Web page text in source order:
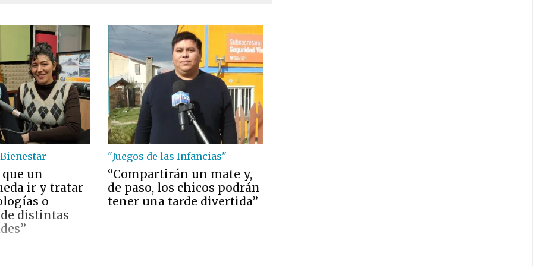
que un
ir y tratar
o
distintas
"Juegos de las Infancias"
“Compartirán un mate y,
de paso, los chicos podrán
tener una tarde divertida”